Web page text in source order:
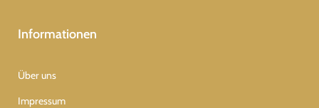
Informationen
Über uns
Impressum